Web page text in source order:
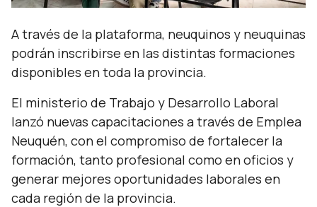
A través de la plataforma, neuquinos y neuquinas
podrán inscribirse en las distintas formaciones
disponibles en toda la provincia.
El ministerio de Trabajo y Desarrollo Laboral
lanzó nuevas capacitaciones a través de Emplea
Neuquén, con el compromiso de fortalecer la
formación, tanto profesional como en oficios y
generar mejores oportunidades laborales en
cada región de la provincia.